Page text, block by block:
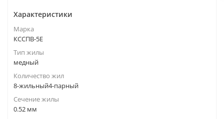
Характеристики
Марка
КССПВ-5Е
Тип жилы
медный
Количество жил
8-жильный4-парный
Сечение жилы
0.52 мм